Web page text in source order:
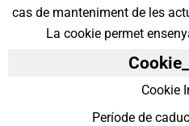
cas de manteniment de les
La cookie permet
Cookie
Període de